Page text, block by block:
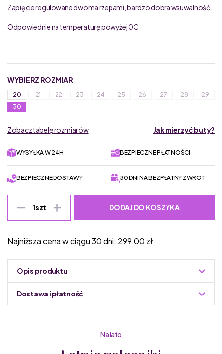
Zapięcie regulowane dwoma rzepami, bardzo dobra wsuwalność.
Odpowiednie na temperaturę powyżej 0C
WYBIERZ ROZMIAR
20 21 22 23 24 25 26 27 28
29
30
Zobacz tabelę rozmiarów Jak mierzyć buty?
WYSYŁKA W 24H BEZPIECZNE PŁATNOŚCI
BEZPIECZNE DOSTAWY 30 DNI NA BEZPŁATNY ZWROT
1szt DODAJ DO KOSZYKA
Najniższa cena w ciągu 30 dni: 299,00 zł
Opis produktu
polski producent markowych bucików
Dostawa i płatność
Na lato